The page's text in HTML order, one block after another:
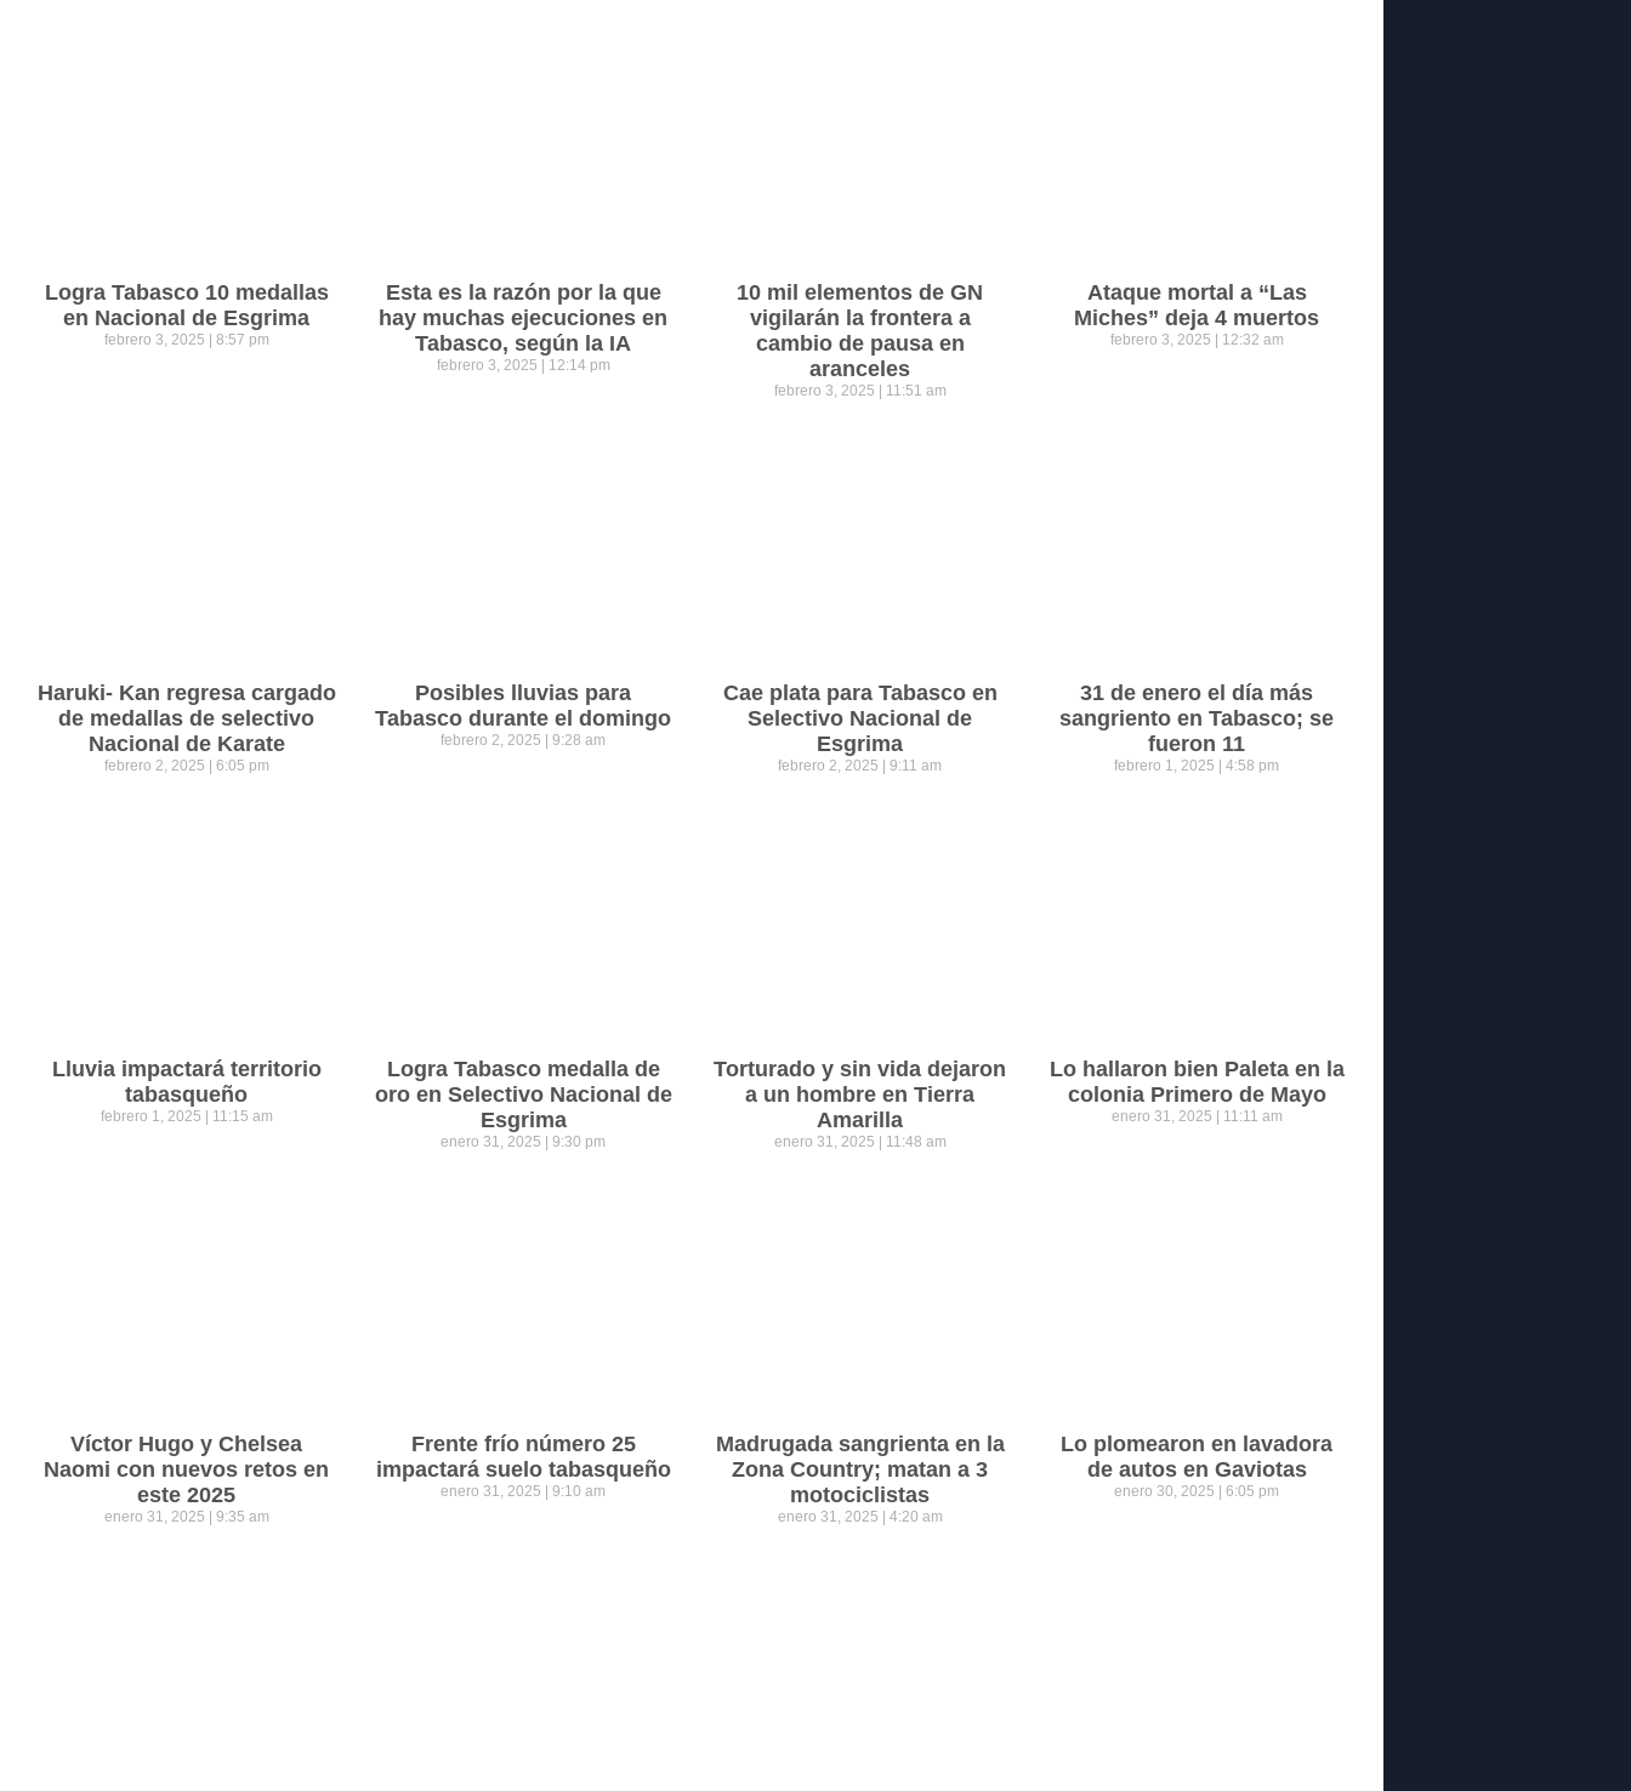
Logra Tabasco 10 medallas
en Nacional de Esgrima
febrero 3, 2025 8:57 pm
Esta es la razón por la que
hay muchas ejecuciones en
Tabasco, según la IA
febrero 3, 2025 12:14 pm
10 mil elementos de GN
vigilarán la frontera a
cambio de pausa en
aranceles
febrero 3, 2025 11:51 am
Ataque mortal a “Las
Miches” deja 4 muertos
febrero 3, 2025 12:32 am
Haruki- Kan regresa cargado
de medallas de selectivo
Nacional de Karate
febrero 2, 2025 6:05 pm
Posibles lluvias para
Tabasco durante el domingo
febrero 2, 2025 9:28 am
Cae plata para Tabasco en
Selectivo Nacional de
Esgrima
febrero 2, 2025 9:11 am
31 de enero el día más
sangriento en Tabasco; se
fueron 11
febrero 1, 2025 4:58 pm
Lluvia impactará territorio
tabasqueño
febrero 1, 2025 11:15 am
Logra Tabasco medalla de
oro en Selectivo Nacional de
Esgrima
enero 31, 2025 9:30 pm
Torturado y sin vida dejaron
a un hombre en Tierra
Amarilla
enero 31, 2025 11:48 am
Lo hallaron bien Paleta en la
colonia Primero de Mayo
enero 31, 2025 11:11 am
Víctor Hugo y Chelsea
Naomi con nuevos retos en
este 2025
enero 31, 2025 9:35 am
Frente frío número 25
impactará suelo tabasqueño
enero 31, 2025 9:10 am
Madrugada sangrienta en la
Zona Country; matan a 3
motociclistas
enero 31, 2025 4:20 am
Lo plomearon en lavadora
de autos en Gaviotas
enero 30, 2025 6:05 pm